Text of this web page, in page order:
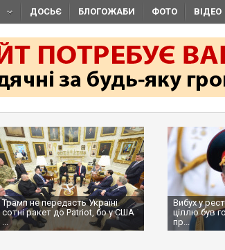
ДОСЬЄ БЛОГОЖАБИ ФОТО ВІДЕО
Трамп не передасть Україні
сотні ракет до Patriot, бо у США
...
Вибух у
ціллю був
пр...